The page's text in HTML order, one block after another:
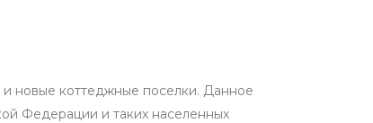
новые коттеджные поселки. Данное
Федерации и таких населенных